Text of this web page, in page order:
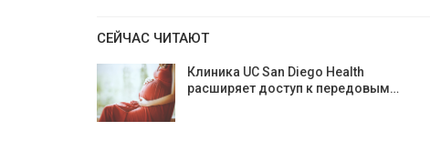
СЕЙЧАС ЧИТАЮТ
Клиника UC San Diego Health
расширяет доступ к передовым…